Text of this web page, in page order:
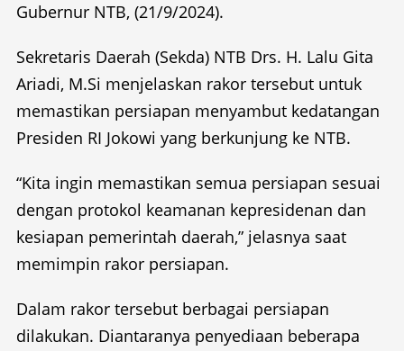
Gubernur NTB, (21/9/2024).
Sekretaris Daerah (Sekda) NTB Drs. H. Lalu Gita
Ariadi, M.Si menjelaskan rakor tersebut untuk
memastikan persiapan menyambut kedatangan
Presiden RI Jokowi yang berkunjung ke NTB.
“Kita ingin memastikan semua persiapan sesuai
dengan protokol keamanan kepresidenan dan
kesiapan pemerintah daerah,” jelasnya saat
memimpin rakor persiapan.
Dalam rakor tersebut berbagai persiapan
dilakukan. Diantaranya penyediaan beberapa